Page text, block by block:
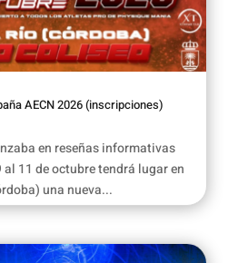
AECN 2026 (inscripciones)
en reseñas informativas
11 de octubre tendrá lugar en
una nueva...